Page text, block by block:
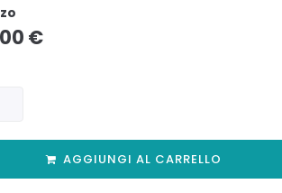
€
AGGIUNGI AL CARRELLO